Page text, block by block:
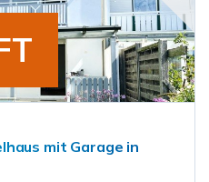
mit Garage in